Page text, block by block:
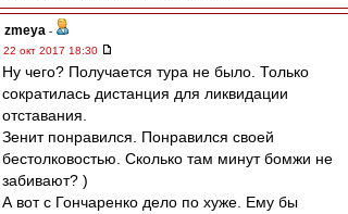
zmeya -
22 окт 2017 18:30
Ну чего? Получается тура не было. Только
сократилась дистанция для ликвидации
отставания.
Зенит понравился. Понравился своей
бестолковостью. Сколько там минут бомжи не
забивают? )
А вот с Гончаренко дело по хуже. Ему бы